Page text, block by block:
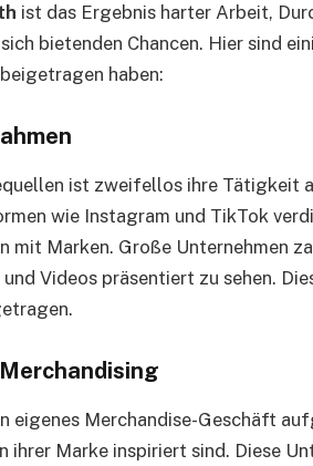
ist das Ergebnis harter Arbeit,
bietenden Chancen. Hier sind
haben:
ist zweifellos ihre Tätigkeit
wie Instagram und TikTok
mit Marken. Große Unternehmen
Videos präsentiert zu sehen.
eigenes Merchandise-Geschäft
ihrer Marke inspiriert sind. Diese